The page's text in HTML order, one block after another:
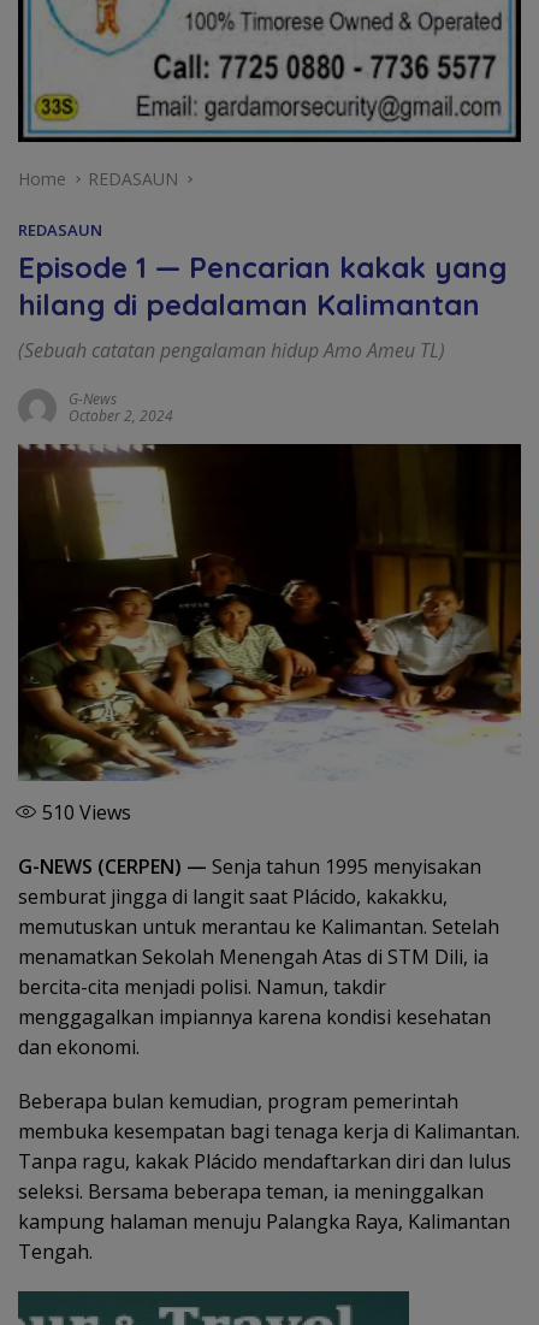
Home REDASAUN
REDASAUN
Episode 1 — Pencarian kakak yang
hilang di pedalaman Kalimantan
(Sebuah catatan pengalaman hidup Amo Ameu TL)
G-News
October 2, 2024
510 Views
G-NEWS (CERPEN) — Senja tahun 1995 menyisakan
semburat jingga di langit saat Plácido, kakakku,
memutuskan untuk merantau ke Kalimantan. Setelah
menamatkan Sekolah Menengah Atas di STM Dili, ia
bercita-cita menjadi polisi. Namun, takdir
menggagalkan impiannya karena kondisi kesehatan
dan ekonomi.
Beberapa bulan kemudian, program pemerintah
membuka kesempatan bagi tenaga kerja di Kalimantan.
Tanpa ragu, kakak Plácido mendaftarkan diri dan lulus
seleksi. Bersama beberapa teman, ia meninggalkan
kampung halaman menuju Palangka Raya, Kalimantan
Tengah.